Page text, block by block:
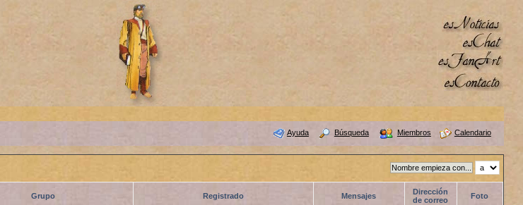
Ayuda Búsqueda Miembros Calendario
Grupo Registrado Mensajes
Dirección
de correo
Foto